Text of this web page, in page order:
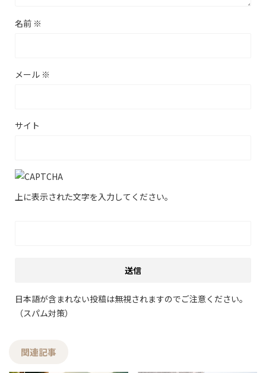
名前 ※
メール ※
サイト
上に表示された文字を入力してください。
日本語が含まれない投稿は無視されますのでご注意ください。
（スパム対策）
関連記事